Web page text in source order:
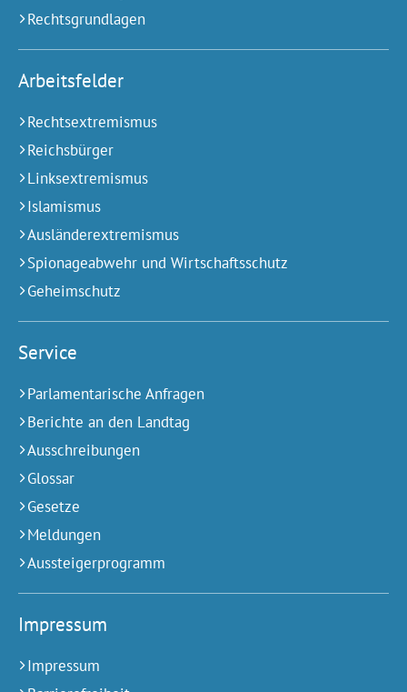
Rechtsgrundlagen
Arbeitsfelder
Rechtsextremismus
Reichsbürger
Linksextremismus
Islamismus
Ausländerextremismus
Spionageabwehr und Wirtschaftsschutz
Geheimschutz
Service
Parlamentarische Anfragen
Berichte an den Landtag
Ausschreibungen
Glossar
Gesetze
Meldungen
Aussteigerprogramm
Impressum
Impressum